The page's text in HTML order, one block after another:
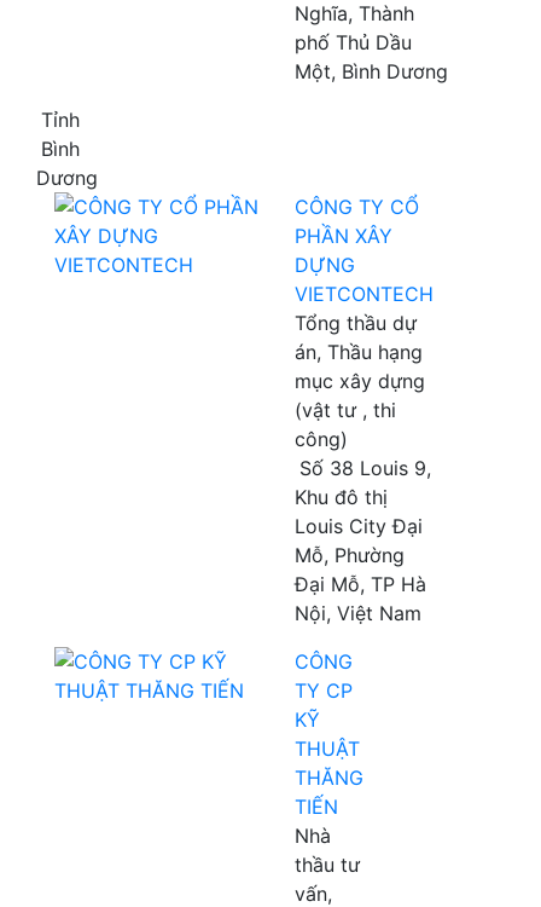
Nghĩa, Thành
phố Thủ Dầu
Một, Bình Dương
Tỉnh
Bình
Dương
CÔNG TY CỔ
PHẦN XÂY
DỰNG
VIETCONTECH
Tổng thầu dự
án, Thầu hạng
mục xây dựng
(vật tư , thi
công)
Số 38 Louis 9,
Khu đô thị
Louis City Đại
Mỗ, Phường
Đại Mỗ, TP Hà
Nội, Việt Nam
CÔNG
TY CP
KỸ
THUẬT
THĂNG
TIẾN
Nhà
thầu tư
vấn,